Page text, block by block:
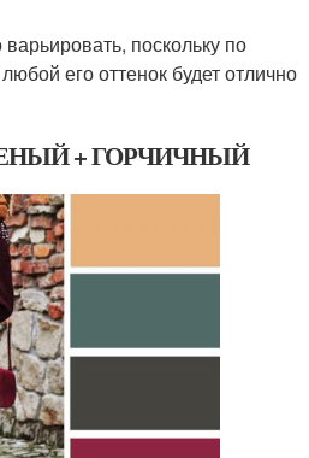
поскольку по
его оттенок будет отлично
+ ГОРЧИЧНЫЙ